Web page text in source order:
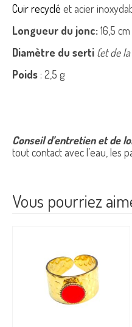
Cuir recyclé et acier
Longueur du jonc:16,5 cm
Diamètre du serti (et de
Poids : 2,5 g
Conseil d’entretien et de
tout contact avec l’eau, les
Vous pourriez